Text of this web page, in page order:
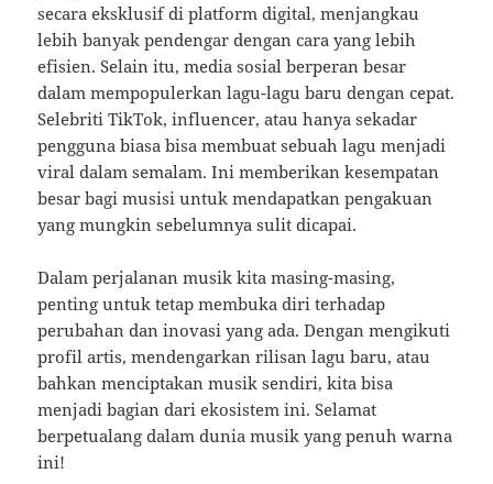
secara eksklusif di platform digital, menjangkau
lebih banyak pendengar dengan cara yang lebih
efisien. Selain itu, media sosial berperan besar
dalam mempopulerkan lagu-lagu baru dengan cepat.
Selebriti TikTok, influencer, atau hanya sekadar
pengguna biasa bisa membuat sebuah lagu menjadi
viral dalam semalam. Ini memberikan kesempatan
besar bagi musisi untuk mendapatkan pengakuan
yang mungkin sebelumnya sulit dicapai.
Dalam perjalanan musik kita masing-masing,
penting untuk tetap membuka diri terhadap
perubahan dan inovasi yang ada. Dengan mengikuti
profil artis, mendengarkan rilisan lagu baru, atau
bahkan menciptakan musik sendiri, kita bisa
menjadi bagian dari ekosistem ini. Selamat
berpetualang dalam dunia musik yang penuh warna
ini!